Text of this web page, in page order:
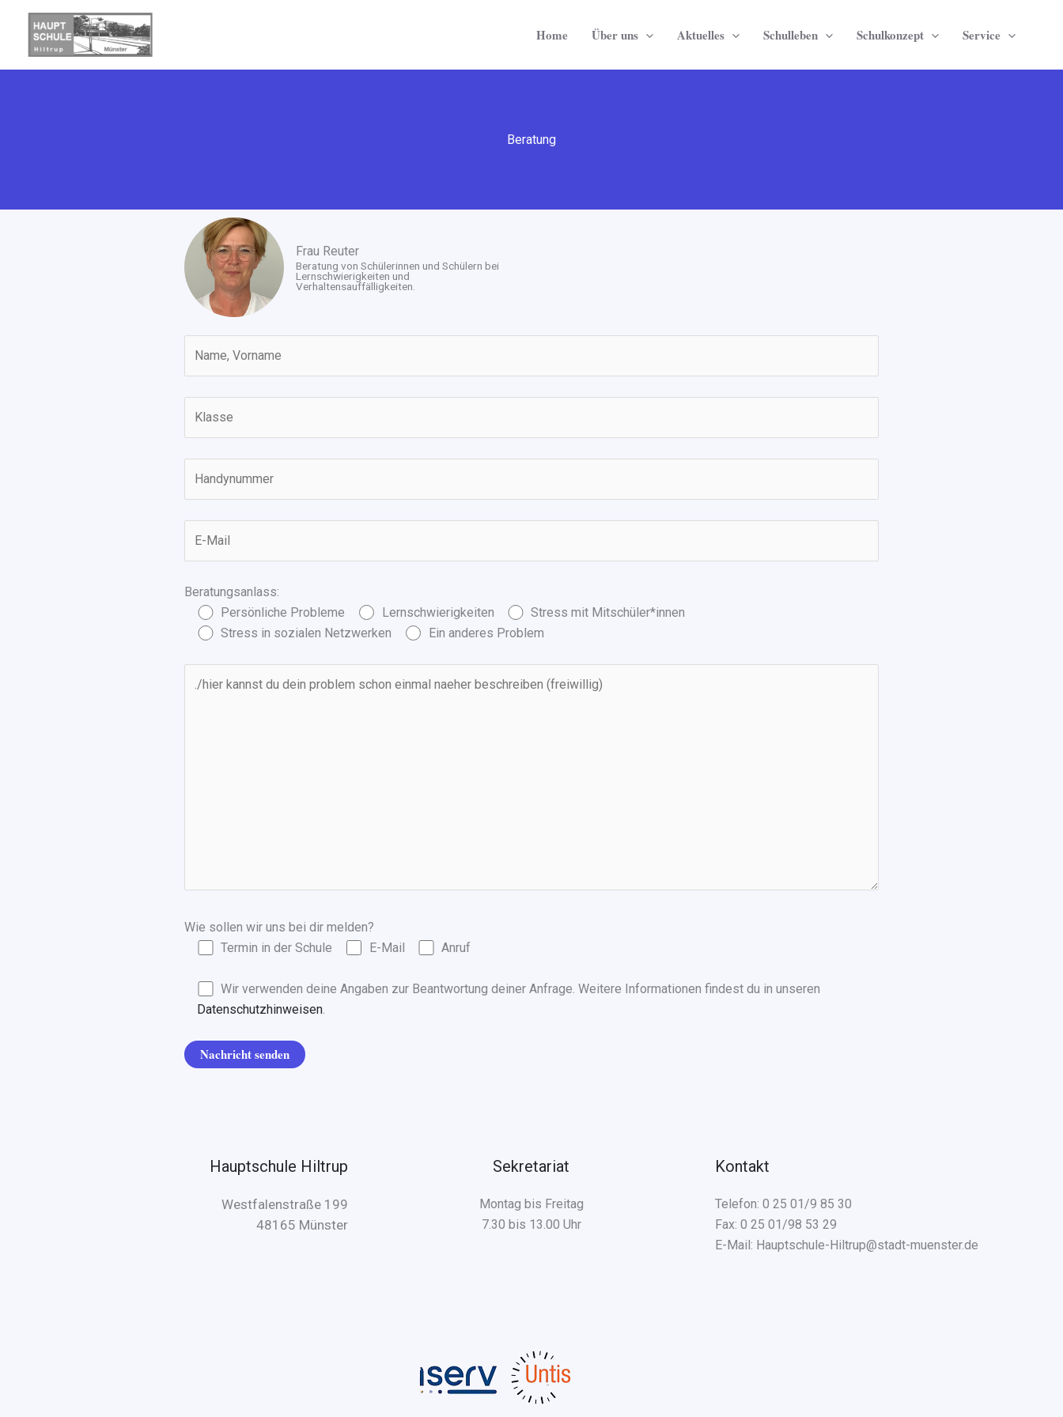
springen
Home Über uns Aktuelles Schulleben Schulkonzept Service
Beratung
Frau Reuter
Beratung von Schülerinnen und Schülern bei
Lernschwierigkeiten und
Verhaltensauffälligkeiten.
Beratungsanlass:
Persönliche Probleme
Lernschwierigkeiten
Stress mit Mitschüler*innen
Stress in sozialen Netzwerken
Ein anderes Problem
Wie sollen wir uns bei dir melden?
Termin in der Schule
E-Mail Anruf
Wir verwenden deine Angaben zur Beantwortung deiner Anfrage. Weitere Informationen findest du in unseren
Datenschutzhinweisen.
Hauptschule Hiltrup
Westfalenstraße 199
48165 Münster
Sekretariat
Montag bis Freitag
7.30 bis 13.00 Uhr
Kontakt
Telefon: 0 25 01/9 85 30
Fax: 0 25 01/98 53 29
E-Mail: Hauptschule-Hiltrup@stadt-muenster.de